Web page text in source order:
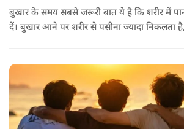
बुखार के समय सबसे जरूरी बात ये है कि शरीर में
दें। बुखार आने पर शरीर से पसीना ज्यादा निकलता
होते हैं। खाने में हल्का और आसानी से पचने वाला
और दलिया आदि लेना अच्छा माना जाता है।